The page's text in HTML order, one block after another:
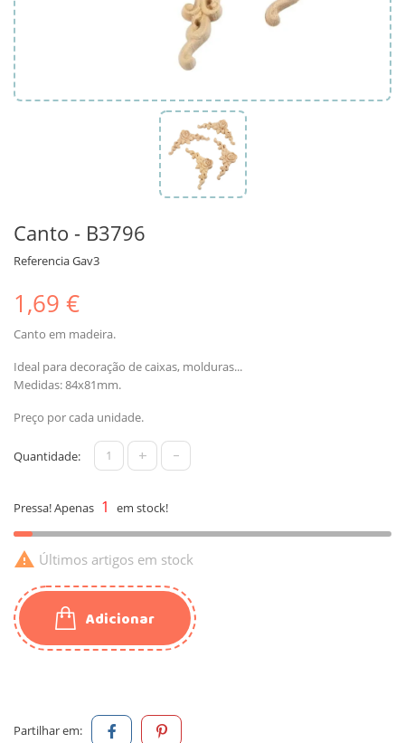
Canto - B3796
ReferenciaGav3
1,69 €
Canto em madeira.
Ideal para decoração de caixas, molduras...
Medidas: 84x81mm.
Preço por cada unidade.
Quantidade: + -
Pressa! Apenas 1 em stock!
 Últimos artigos em stock
Adicionar
Partilhar em: